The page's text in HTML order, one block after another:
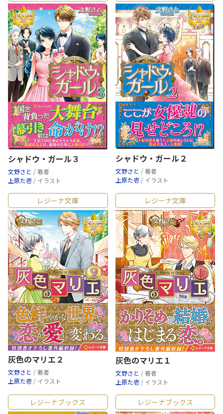
シャドウ・ガール３
文野さと / 著者
上原た壱 / イラスト
シャドウ・ガール２
文野さと / 著者
上原た壱 / イラスト
レジーナ文庫
灰色のマリエ２
文野さと / 著者
上原た壱 / イラスト
レジーナ文庫
灰色のマリエ１
文野さと / 著者
上原た壱 / イラスト
レジーナブックス レジーナブックス